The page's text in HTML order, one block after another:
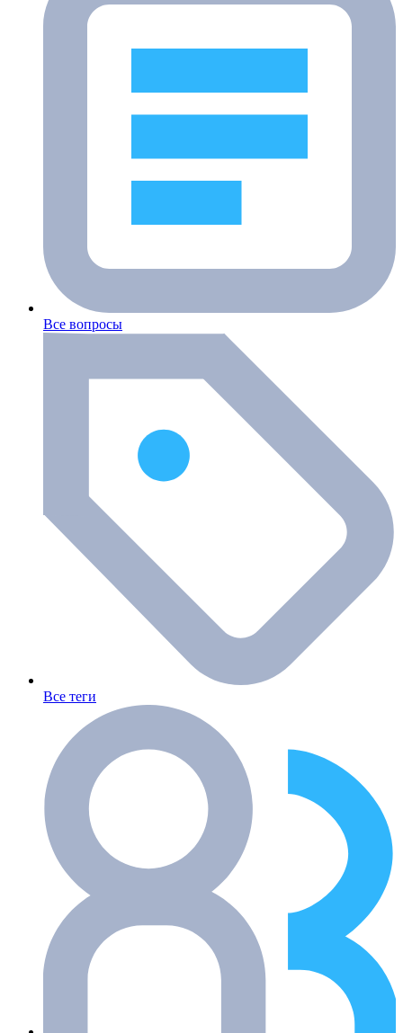
Все вопросы
Все теги